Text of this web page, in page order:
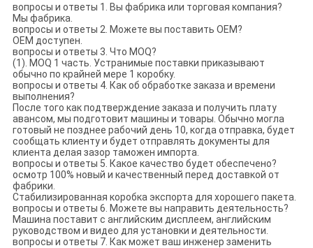
вопросы и ответы 1. Вы фабрика или торговая компания?
Мы фабрика.
вопросы и ответы 2. Можете вы поставить OEM?
OEM доступен.
вопросы и ответы 3. Что MOQ?
(1). MOQ 1 часть. Устранимые поставки приказывают
обычно по крайней мере 1 коробку.
вопросы и ответы 4. Как об обработке заказа и времени
выполнения?
После того как подтверждение заказа и получить плату
авансом, мы подготовит машины и товары. Обычно могла
готовый не позднее рабочий день 10, когда отправка, будет
сообщать клиенту и будет отправлять документы для
клиента делая зазор таможен импорта.
вопросы и ответы 5. Какое качество будет обеспечено?
осмотр 100% новый и качественный перед доставкой от
фабрики.
Стабилизированная коробка экспорта для хорошего пакета.
вопросы и ответы 6. Можете вы направить деятельность?
Машина поставит с английским дисплеем, английским
руководством и видео для установки и деятельности.
вопросы и ответы 7. Как может ваш инженер заменить